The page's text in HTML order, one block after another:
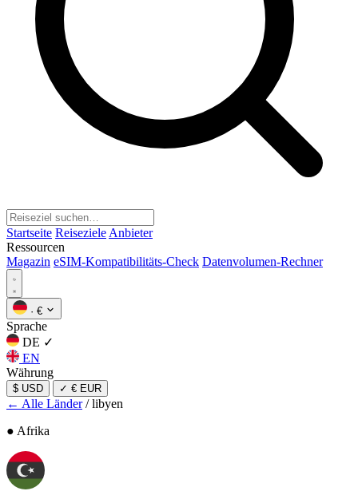
Startseite Reiseziele Anbieter
Ressourcen
Magazin eSIM-Kompatibilitäts-Check Datenvolumen-Rechner
· €
Sprache
DE ✓
EN
Währung
$ USD ✓ € EUR
← Alle Länder / libyen
● Afrika